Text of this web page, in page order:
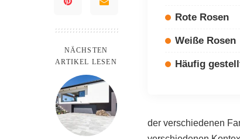
NÄCHSTEN
ARTIKEL LESEN
Rote Rosen
Weiße Rosen
Häufig
der verschiedenen